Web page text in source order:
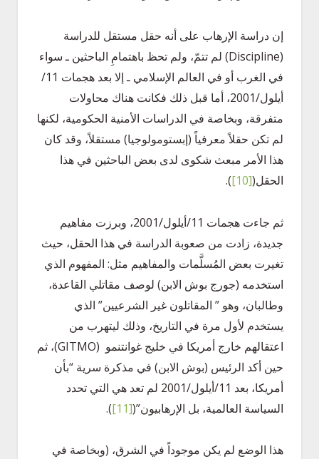
إن دراسة الإرهاب على أنه حقل مستقل للدراسة
(Discipline) لم تتمّ، ولم تحظ باهتمامِ الباحثين ـ سواء
في الغرب أو في العالم الإسلامي ـ إلا بعد هجمات 11/
أيلول/2001، أما قبل ذلك فكانت هناك محاولات
متفرقة، وبخاصة في الدراسات الأمنية الحكومية، لكنها
لم تكن حقلاً معرفياً (إبستومولوجيا) مستقلاً، وقد كان
هذا الأمر مبعث شكوى لدى بعض الباحثين في هذا
الحقل(
[10]
)
.
ثم جاءت هجمات 11/أيلول/2001، وبرزت مفاهيم
جديدة، زادت من صعوبة الدراسة في هذا الحقل، حيث
تغيرت بعض المُسلَّمات والمفاهيم مثل: المفهوم الذي
استخدمه (جورج بوش الابن) لوصف مقاتلي القاعدة،
وطالبان، وهو ” المقاتلون غير الشرعيين” الذي
يستخدم لأول مرة في التاريخ، وذلك ليتهرب من
اعتقالهم خارج أمريكا في خليج غوانتنمو (GITMO)، ثم
حين أكد الرئيس (بوش الابن) في مذكرة سرية “بأن
أمريكا، بعد 11/أيلول/2001 لم تعد هي التي تحدد
السياسة العالمية، بل الإرهابيون”(
[11]
)
.
هذا الوضع لم يكن موجوداً في الشرق، (وبخاصة في